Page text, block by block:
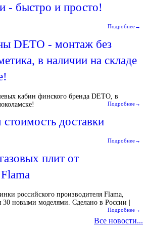
- быстро и просто!
Подробнее→
DETO - монтаж без
в наличии на складе
кабин финского бренда DETO, в
Подробнее→
доставки
Подробнее→
плит от
российского производителя Flama,
30 новыми моделями. Сделано в России |
Подробнее→
Все новости...